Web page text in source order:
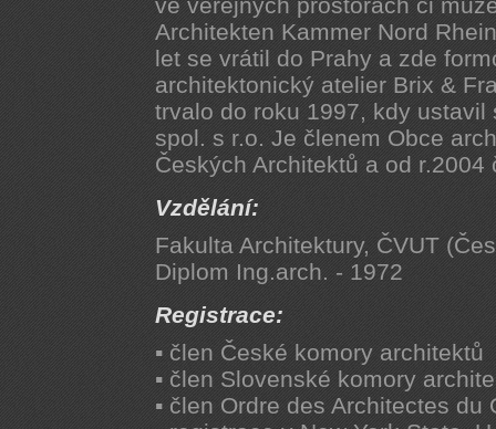
Architekten Kammer Nord
let se vrátil do Prahy a zde
architektonický atelier Brix &
trvalo do roku 1997, kdy ustavil
spol. s r.o. Je členem Obce
Českých Architektů a od
Vzdělání:
Fakulta Architektury, ČVUT
Diplom Ing.arch. - 1972
Registrace:
▪ člen České komory architektů
▪ člen Slovenské komory
▪ člen Ordre des Architectes du